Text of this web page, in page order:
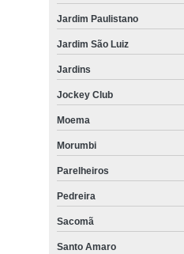
Jardim Paulistano
Jardim São Luiz
Jardins
Jockey Club
Moema
Morumbi
Parelheiros
Pedreira
Sacomã
Santo Amaro